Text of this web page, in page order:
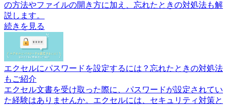
の方法やファイルの開き方に加え、忘れたときの対処法も解
説します。
続きを見る
エクセルにパスワードを設定するには？忘れたときの対処法
もご紹介
エクセル文書を受け取った際に、パスワードが設定されてい
た経験はありませんか。エクセルには、セキュリティ対策と